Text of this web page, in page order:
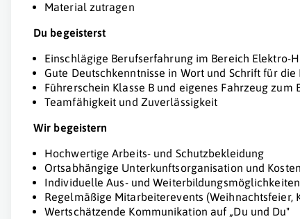
Material zutragen
Du begeisterst
Einschlägige Berufserfahrung im Bereich Elektro-
Gute Deutschkenntnisse in Wort und Schrift für
Führerschein Klasse B und eigenes Fahrzeug
Teamfähigkeit und Zuverlässigkeit
Wir begeistern
Hochwertige Arbeits- und Schutzbekleidung
Ortsabhängige Unterkunftsorganisation und
Individuelle Aus- und Weiterbildungsmöglichkeiten
Regelmäßige Mitarbeiterevents (Weihnachtsfeier,
Wertschätzende Kommunikation auf „Du und Du"